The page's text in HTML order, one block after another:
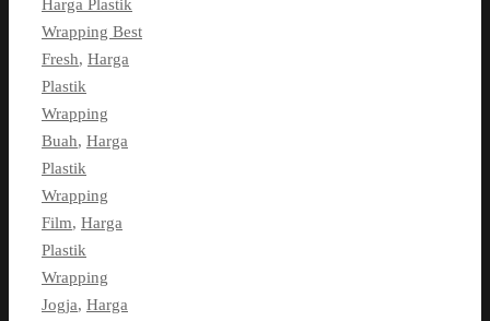
Harga Plastik
Wrapping Best
Fresh, Harga
Plastik
Wrapping
Buah, Harga
Plastik
Wrapping
Film, Harga
Plastik
Wrapping
Jogja, Harga